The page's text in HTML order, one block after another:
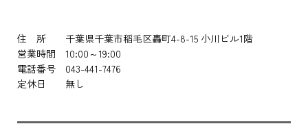
住 所 千葉県千葉市稲毛区轟町4-8-15 小川ビル1階
営業時間 10:00～19:00
電話番号 043-441-7476
定休日 無し